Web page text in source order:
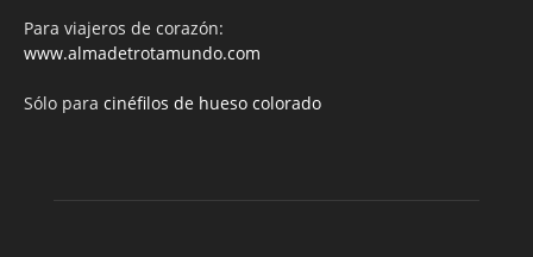
Para viajeros de corazón:
www.almadetrotamundo.com
Sólo para cinéfilos de hueso colorado